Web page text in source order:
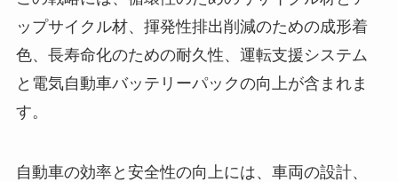
ップサイクル材、揮発性排出削減のための成形着
色、長寿命化のための耐久性、運転支援システム
と電気自動車バッテリーパックの向上が含まれま
す。
自動車の効率と安全性の向上には、車両の設計、